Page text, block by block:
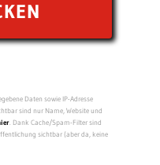
Daten sowie IP-Adresse
sind nur Name, Website und
. Dank Cache/Spam-Filter sind
sichtbar (aber da, keine